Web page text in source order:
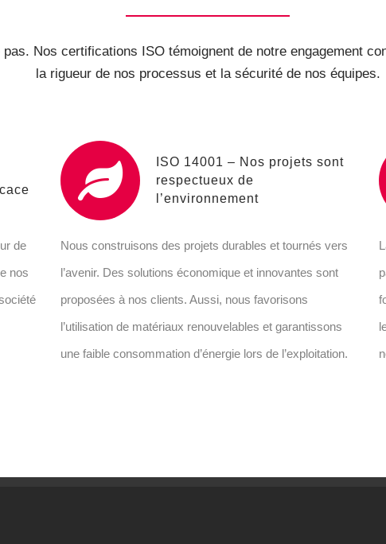
pas. Nos certifications ISO témoignent de notre engagement
la rigueur de nos processus et la sécurité de nos équipes.
de
nos
ISO 14001 – Nos projets sont
respectueux de
l’environnement
Nous construisons des projets durables et tournés vers
l’avenir. Des solutions économique et innovantes sont
proposées à nos clients. Aussi, nous favorisons
l’utilisation de matériaux renouvelables et garantissons
une faible consommation d’énergie lors de l’exploitation.